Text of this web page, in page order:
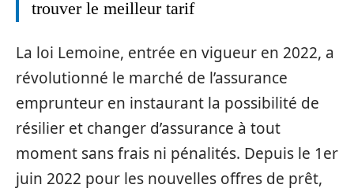
trouver le meilleur tarif
La loi Lemoine, entrée en vigueur en 2022, a
révolutionné le marché de l’assurance
emprunteur en instaurant la possibilité de
résilier et changer d’assurance à tout
moment sans frais ni pénalités. Depuis le 1er
juin 2022 pour les nouvelles offres de prêt,